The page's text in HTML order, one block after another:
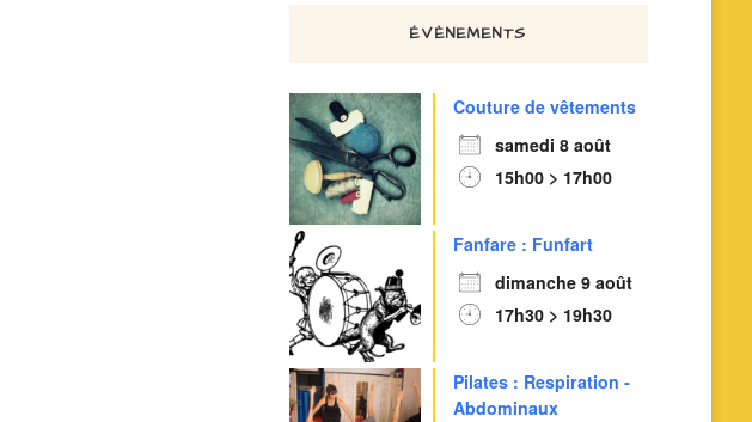
ÉVÈNEMENTS
Couture de vêtements
samedi 8 août
15h00 > 17h00
Fanfare : Funfart
dimanche 9 août
17h30 > 19h30
Pilates : Respiration -
Abdominaux